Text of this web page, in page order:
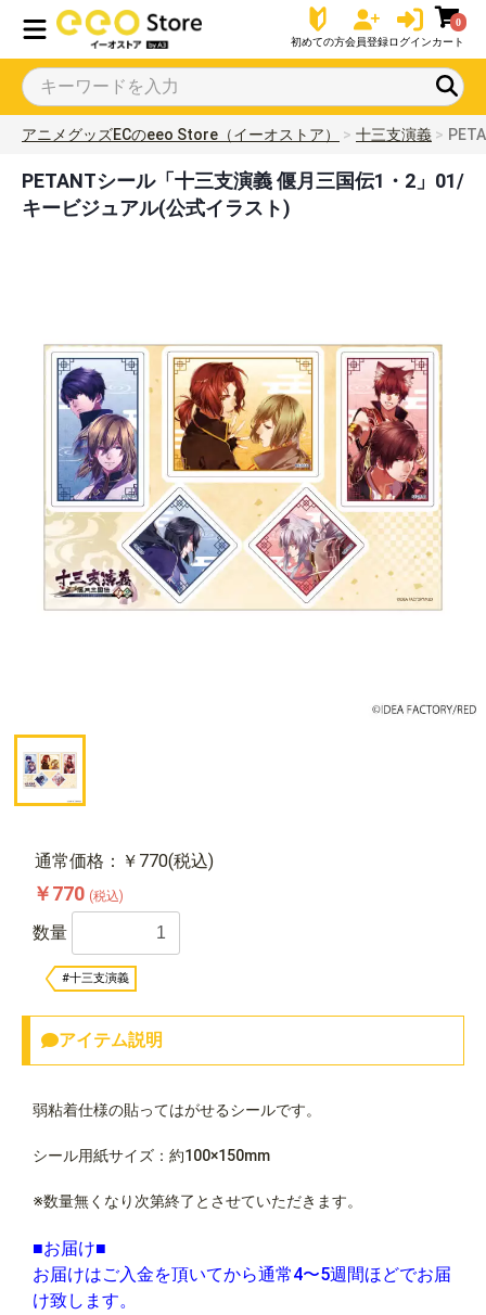
初めての方会員登録ログイン
0
カート
アニメグッズECのeeo Store（イーオストア） 十三支演義
PETANTシール「十三支演義 偃月三国伝1・2」01/
キービジュアル(公式イラスト)
通常価格：￥770(税込)
￥770 (税込)
数量
#十三支演義
アイテム説明
弱粘着仕様の貼ってはがせるシールです。
シール用紙サイズ：約100×150mm
※数量無くなり次第終了とさせていただきます。
■お届け■
お届けはご入金を頂いてから通常4〜5週間ほどでお届
け致します。